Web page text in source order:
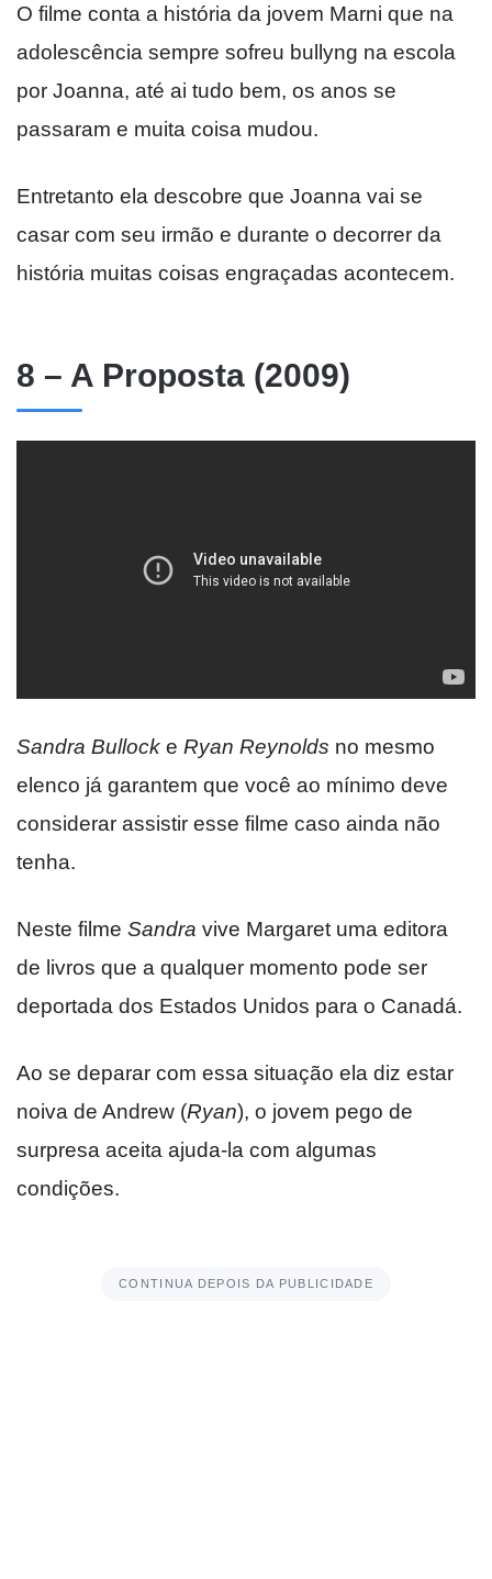
O filme conta a história da jovem Marni que na
adolescência sempre sofreu bullyng na escola
por Joanna, até ai tudo bem, os anos se
passaram e muita coisa mudou.
Entretanto ela descobre que Joanna vai se
casar com seu irmão e durante o decorrer da
história muitas coisas engraçadas acontecem.
8 – A Proposta (2009)
Sandra Bullock e Ryan Reynolds no mesmo
elenco já garantem que você ao mínimo deve
considerar assistir esse filme caso ainda não
tenha.
Neste filme Sandra vive Margaret uma editora
de livros que a qualquer momento pode ser
deportada dos Estados Unidos para o Canadá.
Ao se deparar com essa situação ela diz estar
noiva de Andrew (Ryan), o jovem pego de
surpresa aceita ajuda-la com algumas
condições.
CONTINUA DEPOIS DA PUBLICIDADE